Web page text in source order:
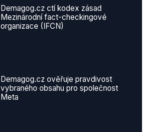
Demagog.cz ctí kodex zásad
Mezinárodní fact-checkingové
organizace (IFCN)
Demagog.cz ověřuje pravdivost
vybraného obsahu pro společnost
Meta